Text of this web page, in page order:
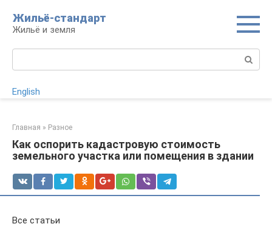
контенту
Жильё-стандарт
Жильё и земля
English
Главная » Разное
Как оспорить кадастровую стоимость
земельного участка или помещения в здании
Все статьи